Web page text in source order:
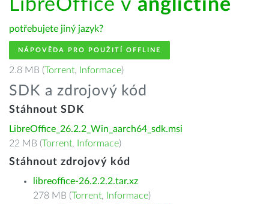
LibreOffice v angličtině
potřebujete jiný jazyk?
NÁPOVĚDA PRO POUŽITÍ OFFLINE
2.8 MB (Torrent, Informace)
SDK a zdrojový kód
Stáhnout SDK
LibreOffice_26.2.2_Win_aarch64_sdk.msi
22 MB (Torrent, Informace)
Stáhnout zdrojový kód
libreoffice-26.2.2.2.tar.xz
278 MB (Torrent, Informace)